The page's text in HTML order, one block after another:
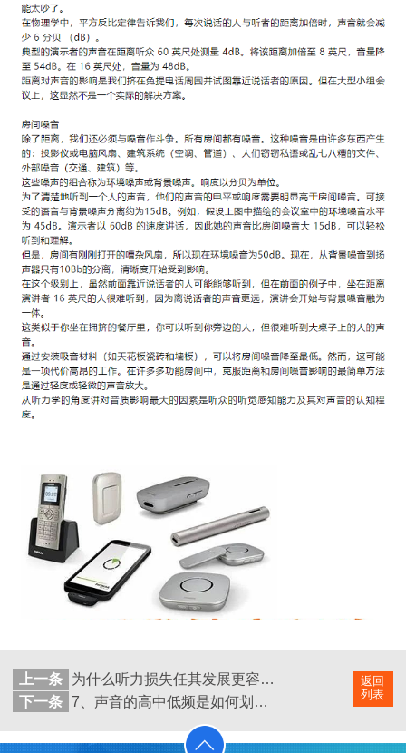
返回
列表
上一条
为什么听力损失任其发展更容易引发痴呆？背后的真相到底是什么？
下一条
7、声音的高中低频是如何划分的